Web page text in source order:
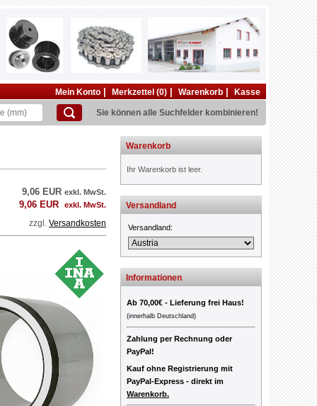
Mein Konto Merkzettel (0) Warenkorb Kasse
Sie können alle Suchfelder kombinieren!
9,06 EUR exkl. MwSt.
9,06 EUR exkl. MwSt.
zzgl. Versandkosten
Warenkorb
Ihr Warenkorb ist leer.
Versandland
Versandland:
Informationen
Ab 70,00€ - Lieferung frei Haus!
(innerhalb Deutschland)
Zahlung per Rechnung oder
PayPal!
Kauf ohne Registrierung mit
PayPal-Express - direkt im
Warenkorb.